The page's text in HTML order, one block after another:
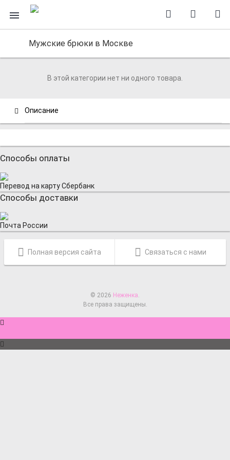
Мужские брюки в Москве
В этой категории нет ни одного товара.
Описание
Способы оплаты
Перевод на карту Сбербанк
Способы доставки
Почта России
Полная версия сайта Связаться с нами
© 2026 Неженка.
Все права защищены.